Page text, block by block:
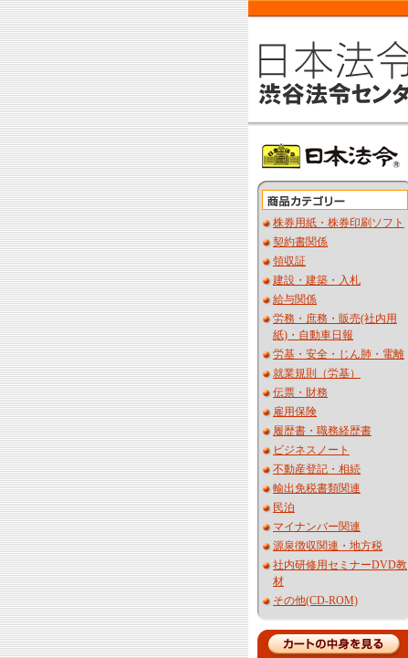
株券用紙・株券印刷ソフト
契約書関係
領収証
建設・建築・入札
給与関係
労務・庶務・販売(社内用
紙)・自動車日報
労基・安全・じん肺・電離
就業規則（労基）
伝票・財務
雇用保険
履歴書・職務経歴書
ビジネスノート
不動産登記・相続
輸出免税書類関連
民泊
マイナンバー関連
源泉徴収関連・地方税
社内研修用セミナーDVD教
材
その他(CD-ROM)